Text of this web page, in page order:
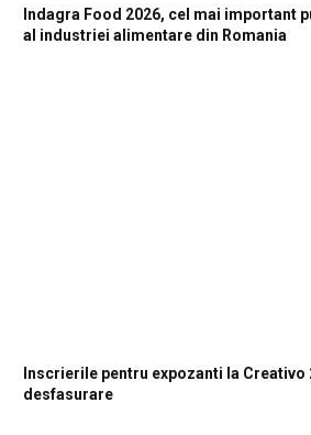
Indagra Food 2026, cel mai important
al industriei alimentare din Romania
Inscrierile pentru expozanti la Creativo
desfasurare